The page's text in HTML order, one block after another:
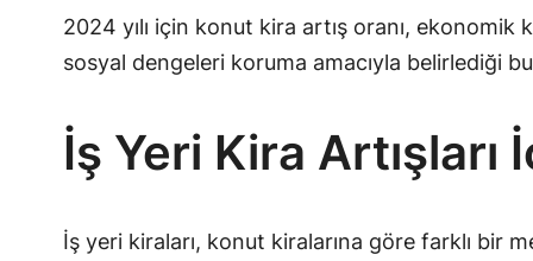
2024 yılı için konut kira artış oranı,
sosyal dengeleri koruma amacıyla belirlediği
İş Yeri Kira
İş yeri kiraları, konut kiralarına göre farklı bir